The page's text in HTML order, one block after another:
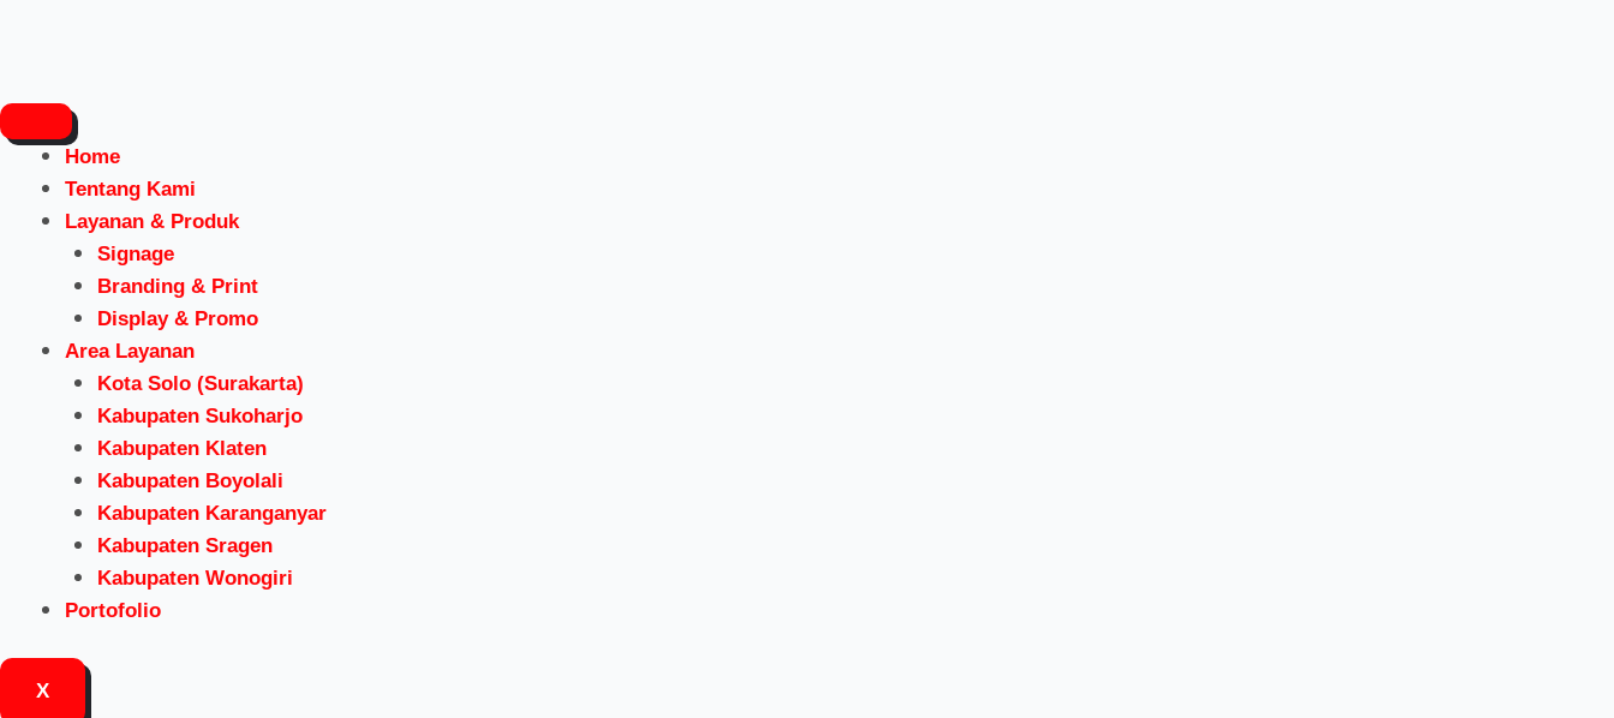
Home
Tentang Kami
Layanan & Produk
Signage
Branding & Print
Display & Promo
Area Layanan
Kota Solo (Surakarta)
Kabupaten Sukoharjo
Kabupaten Klaten
Kabupaten Boyolali
Kabupaten Karanganyar
Kabupaten Sragen
Kabupaten Wonogiri
Portofolio
X